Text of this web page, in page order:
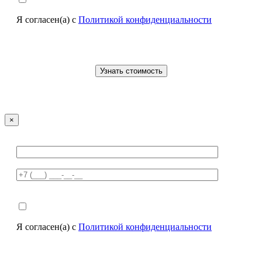
Я согласен(а) с Политикой конфиденциальности
×
Я согласен(а) с Политикой конфиденциальности